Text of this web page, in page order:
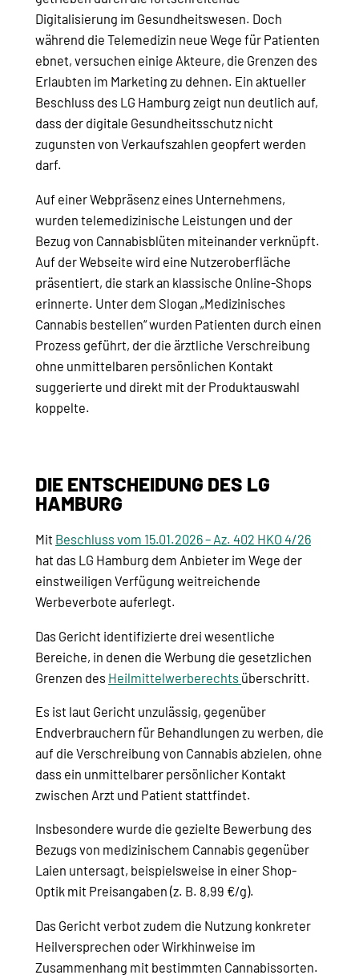
Digitalisierung im Gesundheitswesen. Doch
während die Telemedizin neue Wege für Patienten
ebnet, versuchen einige Akteure, die Grenzen des
Erlaubten im Marketing zu dehnen. Ein aktueller
Beschluss des LG Hamburg zeigt nun deutlich auf,
dass der digitale Gesundheitsschutz nicht
zugunsten von Verkaufszahlen geopfert werden
darf.
Auf einer Webpräsenz eines Unternehmens,
wurden telemedizinische Leistungen und der
Bezug von Cannabisblüten miteinander verknüpft.
Auf der Webseite wird eine Nutzeroberfläche
präsentiert, die stark an klassische Online-Shops
erinnerte. Unter dem Slogan „Medizinisches
Cannabis bestellen“ wurden Patienten durch einen
Prozess geführt, der die ärztliche Verschreibung
ohne unmittelbaren persönlichen Kontakt
suggerierte und direkt mit der Produktauswahl
koppelte.
DIE ENTSCHEIDUNG DES LG
HAMBURG
Mit Beschluss vom 15.01.2026 – Az. 402 HKO 4/26
hat das LG Hamburg dem Anbieter im Wege der
einstweiligen Verfügung weitreichende
Werbeverbote auferlegt.
Das Gericht identifizierte drei wesentliche
Bereiche, in denen die Werbung die gesetzlichen
Grenzen des Heilmittelwerberechts überschritt.
Es ist laut Gericht unzulässig, gegenüber
Endverbrauchern für Behandlungen zu werben, die
auf die Verschreibung von Cannabis abzielen, ohne
dass ein unmittelbarer persönlicher Kontakt
zwischen Arzt und Patient stattfindet.
Insbesondere wurde die gezielte Bewerbung des
Bezugs von medizinischem Cannabis gegenüber
Laien untersagt, beispielsweise in einer Shop-
Optik mit Preisangaben (z. B. 8,99 €/g).
Das Gericht verbot zudem die Nutzung konkreter
Heilversprechen oder Wirkhinweise im
Zusammenhang mit bestimmten Cannabissorten.